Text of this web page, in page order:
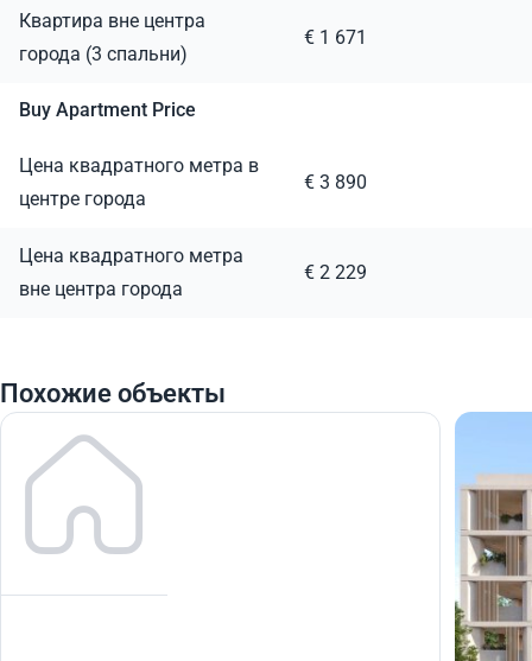
Квартира вне центра
города (3 спальни)
€ 1 671
Buy Apartment Price
Цена квадратного метра в
центре города
€ 3 890
Цена квадратного метра
вне центра города
€ 2 229
Похожие объекты